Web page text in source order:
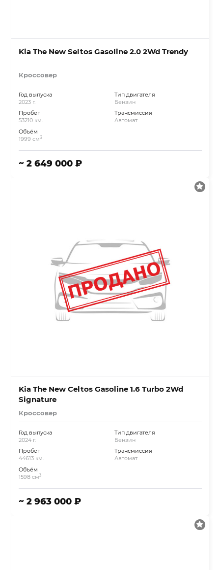
Kia The New Seltos Gasoline 2.0 2Wd Trendy
Кроссовер
Год выпуска
2023 г.
Пробег
53210 км.
Объём
1999 см3
Тип двигателя
Бензин
Трансмиссия
Автомат
~ 2 649 000 ₽
Kia The New Celtos Gasoline 1.6 Turbo 2Wd
Signature
Кроссовер
Год выпуска
2024 г.
Пробег
44613 км.
Объём
1598 см3
Тип двигателя
Бензин
Трансмиссия
Автомат
~ 2 963 000 ₽